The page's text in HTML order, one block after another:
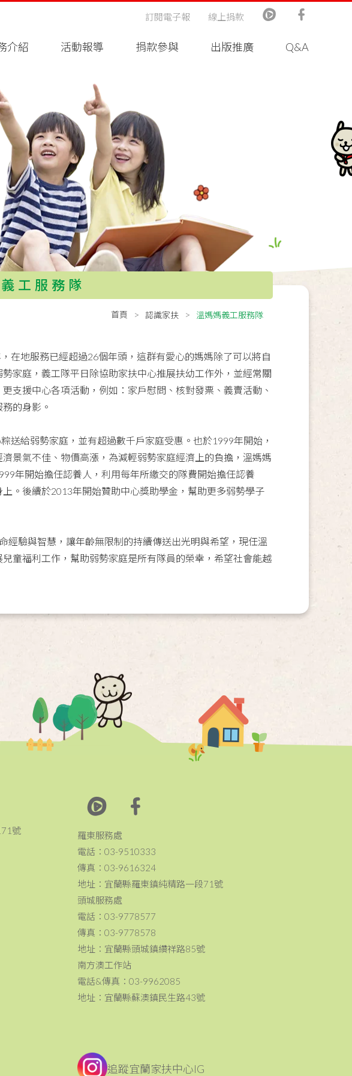
介紹 活動報導 捐款參與 出版推廣 Q&A
訂閱電子報 線上捐款
工服務隊
首頁 認識家扶 溫媽媽義工服務隊
在地服務已經超過26個年頭，這群有愛心的媽媽除了可以將自
家庭，義工隊平日除協助家扶中心推展扶幼工作外，並經常關
支援中心各項活動，例如：家戶慰問、核對發票、義賣活動、
的身影。
送給弱勢家庭，並有超過數千戶家庭受惠。也於1999年開始，
景氣不佳、物價高漲，為減輕弱勢家庭經濟上的負擔，溫媽媽
年開始擔任認養人，利用每年所繳交的隊費開始擔任認養
。後續於2013年開始贊助中心獎助學金，幫助更多弱勢學子
經驗與智慧，讓年齡無限制的持續傳送出光明與希望，現任溫
童福利工作，幫助弱勢家庭是所有隊員的榮幸，希望社會能越
號
羅東服務處
電話：03-9510333
傳真：03-9616324
地址：宜蘭縣羅東鎮純精路一段71號
頭城服務處
電話：03-9778577
傳真：03-9778578
地址：宜蘭縣頭城鎮纘祥路85號
南方澳工作站
電話&傳真：03-9962085
地址：宜蘭縣蘇澳鎮民生路43號
追蹤宜蘭家扶中心IG